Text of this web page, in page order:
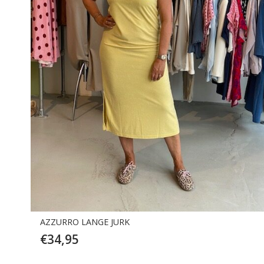
AZZURRO LANGE JURK
€34,95